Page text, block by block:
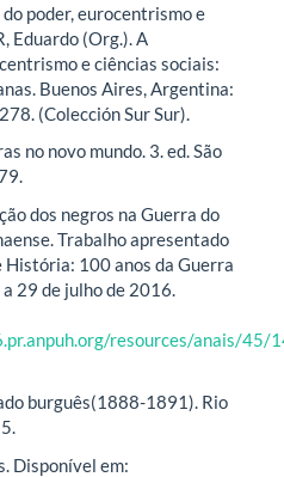
poder, eurocentrismo e
Eduardo (Org.). A
e ciências sociais:
Buenos Aires, Argentina:
(Colección Sur Sur).
no novo mundo. 3. ed. São
dos negros na Guerra do
Trabalho apresentado
História: 100 anos da Guerra
29 de julho de 2016.
resources/anais/45/
burguês(1888-1891). Rio
Disponível em: